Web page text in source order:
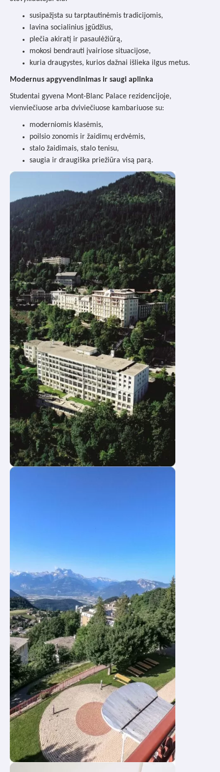
susipažįsta su tarptautinėmis tradicijomis,
lavina socialinius įgūdžius,
plečia akiratį ir pasaulėžiūrą,
mokosi bendrauti įvairiose situacijose,
kuria draugystes, kurios dažnai išlieka ilgus metus.
Modernus apgyvendinimas ir saugi aplinka
Studentai gyvena Mont-Blanc Palace rezidencijoje,
vienviečiuose arba dviviečiuose kambariuose su:
moderniomis klasėmis,
poilsio zonomis ir žaidimų erdvėmis,
stalo žaidimais, stalo tenisu,
saugia ir draugiška priežiūra visą parą.